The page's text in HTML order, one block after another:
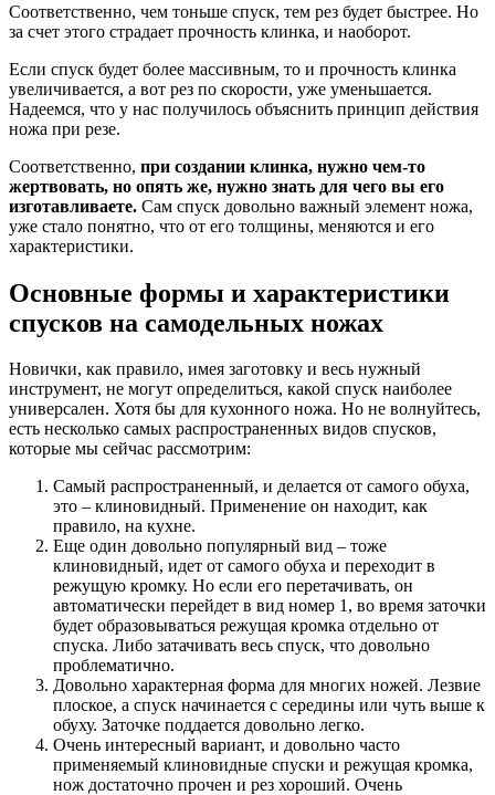
Соответственно, чем тоньше спуск, тем рез будет быстрее. Но
за счет этого страдает прочность клинка, и наоборот.
Если спуск будет более массивным, то и прочность клинка
увеличивается, а вот рез по скорости, уже уменьшается.
Надеемся, что у нас получилось объяснить принцип действия
ножа при резе.
Соответственно, при создании клинка, нужно чем-то
жертвовать, но опять же, нужно знать для чего вы его
изготавливаете. Сам спуск довольно важный элемент ножа,
уже стало понятно, что от его толщины, меняются и его
характеристики.
Основные формы и характеристики
спусков на самодельных ножах
Новички, как правило, имея заготовку и весь нужный
инструмент, не могут определиться, какой спуск наиболее
универсален. Хотя бы для кухонного ножа. Но не волнуйтесь,
есть несколько самых распространенных видов спусков,
которые мы сейчас рассмотрим:
Самый распространенный, и делается от самого обуха,
это – клиновидный. Применение он находит, как
правило, на кухне.
Еще один довольно популярный вид – тоже
клиновидный, идет от самого обуха и переходит в
режущую кромку. Но если его перетачивать, он
автоматически перейдет в вид номер 1, во время заточки
будет образовываться режущая кромка отдельно от
спуска. Либо затачивать весь спуск, что довольно
проблематично.
Довольно характерная форма для многих ножей. Лезвие
плоское, а спуск начинается с середины или чуть выше к
обуху. Заточке поддается довольно легко.
Очень интересный вариант, и довольно часто
применяемый клиновидные спуски и режущая кромка,
нож достаточно прочен и рез хороший. Очень